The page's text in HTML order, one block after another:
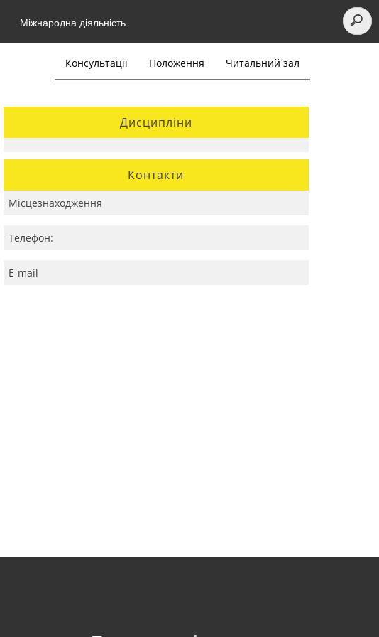
Міжнародна діяльність
Консультації Положення Читальний зал
Дисципліни
Контакти
Місцезнаходження
Телефон:
E-mail